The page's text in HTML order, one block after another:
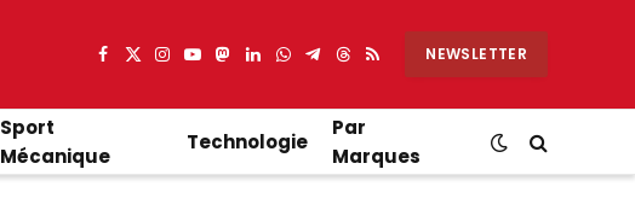
Facebook
X
Instagram
YouTube
Mastodon
LinkedIn
WhatsApp
Partager
Telegram
Threads
RSS NEWSLETTER
Sport
Mécanique
Technologie
Par
Marques